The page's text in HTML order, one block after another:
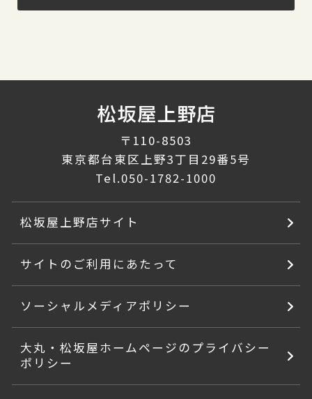
〒110-8503
東京都台東区上野3丁目29番5号
Tel.050-1782-1000
松坂屋上野店サイト
サイトのご利用にあたって
ソーシャルメディアポリシー
大丸・松坂屋ホームページのプライバシー
ポリシー